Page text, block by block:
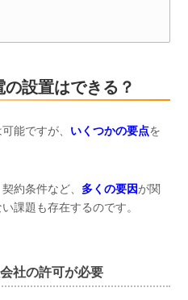
設置はできる？
能ですが、 いくつかの要点を
約条件など、 多くの要因が関
課題も存在するのです。
社の許可が必要